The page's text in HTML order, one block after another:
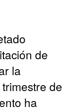
de
la
de
ha